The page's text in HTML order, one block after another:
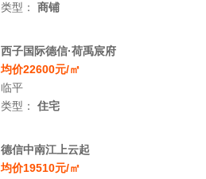
类型：商铺
西子国际德信·荷禹宸府
均价22600元/㎡
临平
类型：住宅
德信中南江上云起
均价19510元/㎡